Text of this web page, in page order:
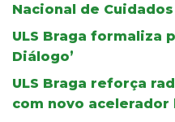
Nacional de
ULS Braga formaliza
Diálogo’
ULS Braga reforça
com novo acelerador